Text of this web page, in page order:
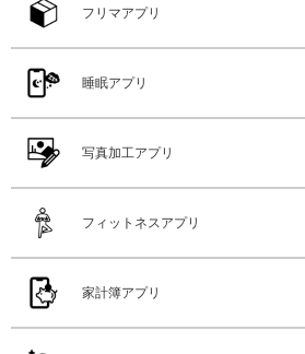
フリマアプリ
睡眠アプリ
写真加工アプリ
フィットネスアプリ
家計簿アプリ